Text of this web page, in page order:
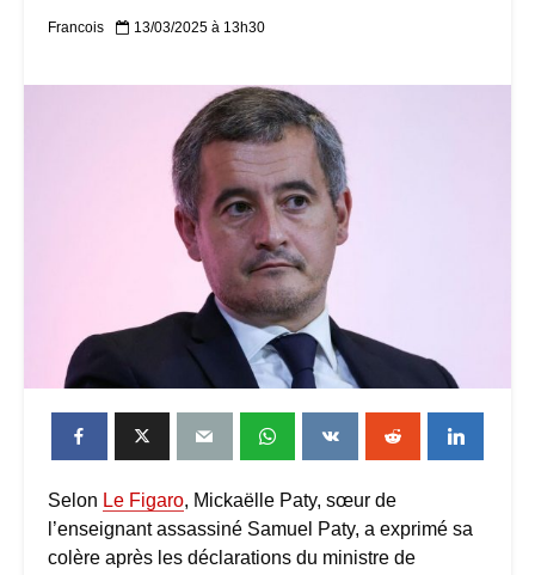
Francois 13/03/2025 à 13h30
Selon Le Figaro, Mickaëlle Paty, sœur de
l’enseignant assassiné Samuel Paty, a exprimé sa
colère après les déclarations du ministre de